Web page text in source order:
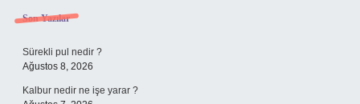
Sidebar
Son Yazılar
Sürekli pul nedir ?
Ağustos 8, 2026
Kalbur nedir ne işe yarar ?